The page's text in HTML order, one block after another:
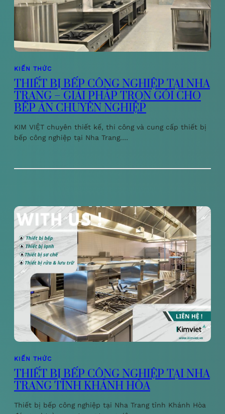
KIẾN THỨC
THIẾT BỊ BẾP CÔNG NGHIỆP TẠI NHA
TRANG – GIẢI PHÁP TRỌN GÓI CHO
BẾP ĂN CHUYÊN NGHIỆP
KIM VIỆT chuyên thiết kế, thi công và cung cấp thiết bị
bếp công nghiệp tại Nha Trang.…
KIẾN THỨC
THIẾT BỊ BẾP CÔNG NGHIỆP TẠI NHA
TRANG TỈNH KHÁNH HÒA
Thiết bị bếp công nghiệp tại Nha Trang tỉnh Khánh Hòa